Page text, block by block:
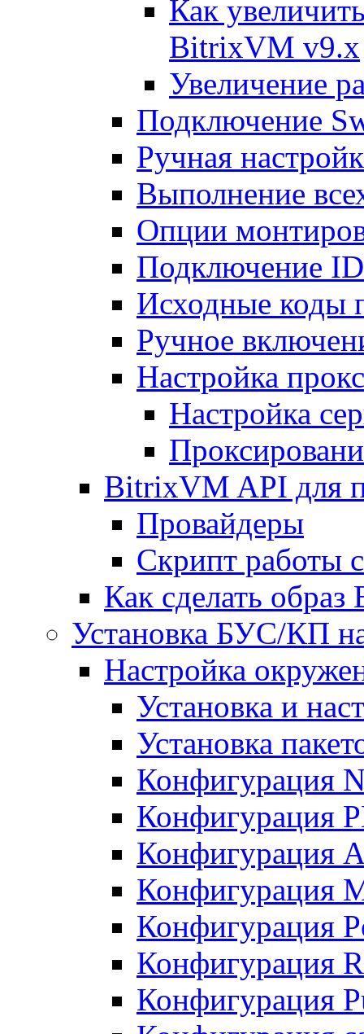
Как
BitrixVM v9.x
Увеличение
Подключение
Ручная
Выполнение
Опции
Подключение
Исходные коды
Ручное
Настройка
Настройка
BitrixVM API для
Провайдеры
Скрипт работы
Как сделать
Установка БУС/КП
Настройка
Установка и
Установка
Конфигурация
Конфигурация
Конфигурация
Конфигурация
Конфигурация
Конфигурация
Конфигурация